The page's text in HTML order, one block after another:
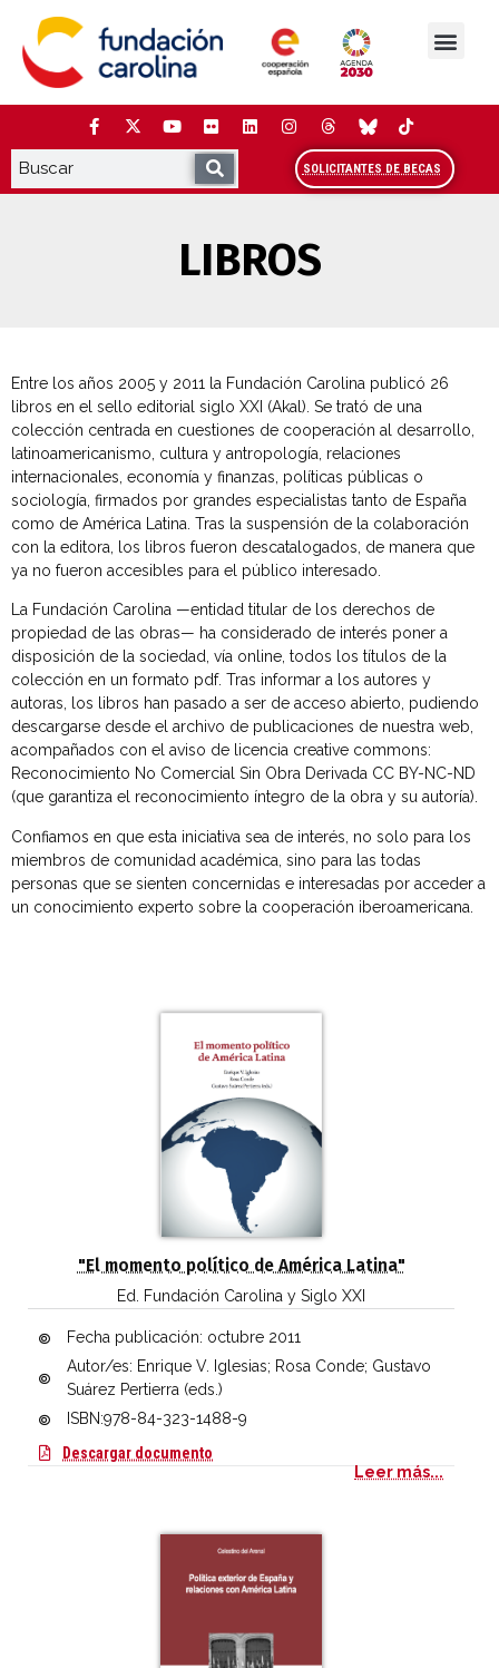
contenido
SOLICITANTES DE BECAS
LIBROS
Entre los años 2005 y 2011 la Fundación Carolina publicó 26
libros en el sello editorial siglo XXI (Akal). Se trató de una
colección centrada en cuestiones de cooperación al desarrollo,
latinoamericanismo, cultura y antropología, relaciones
internacionales, economía y finanzas, políticas públicas o
sociología, firmados por grandes especialistas tanto de España
como de América Latina. Tras la suspensión de la colaboración
con la editora, los libros fueron descatalogados, de manera que
ya no fueron accesibles para el público interesado.
La Fundación Carolina —entidad titular de los derechos de
propiedad de las obras— ha considerado de interés poner a
disposición de la sociedad, vía online, todos los títulos de la
colección en un formato pdf. Tras informar a los autores y
autoras, los libros han pasado a ser de acceso abierto, pudiendo
descargarse desde el archivo de publicaciones de nuestra web,
acompañados con el aviso de licencia creative commons:
Reconocimiento No Comercial Sin Obra Derivada CC BY-NC-ND
(que garantiza el reconocimiento íntegro de la obra y su autoría).
Confiamos en que esta iniciativa sea de interés, no solo para los
miembros de comunidad académica, sino para las todas
personas que se sienten concernidas e interesadas por acceder a
un conocimiento experto sobre la cooperación iberoamericana.
"El momento político de América Latina"
Ed. Fundación Carolina y Siglo XXI
Fecha publicación: octubre 2011
Autor/es: Enrique V. Iglesias; Rosa Conde; Gustavo
Suárez Pertierra (eds.)
ISBN:978-84-323-1488-9
Descargar documento
Leer más...